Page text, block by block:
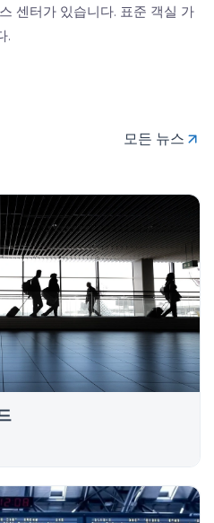
센터가 있습니다. 표준 객실 가
.
모든 뉴스